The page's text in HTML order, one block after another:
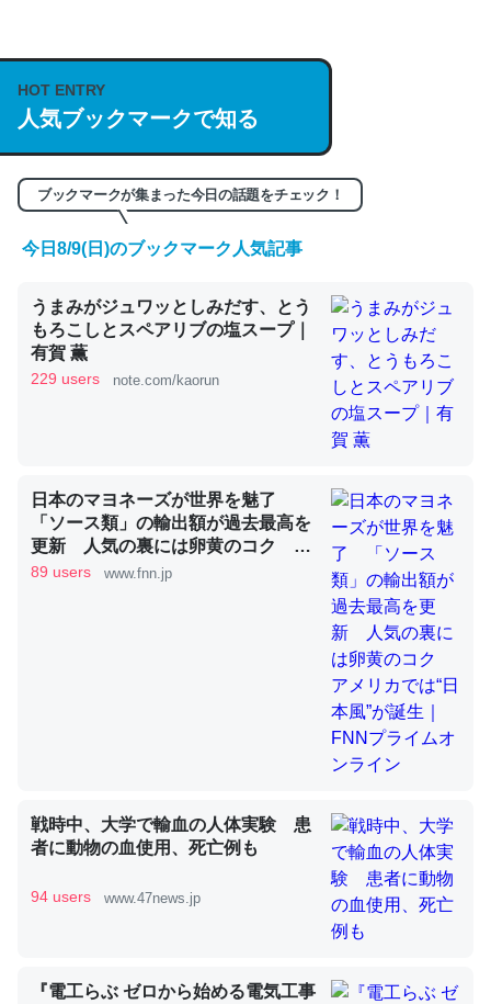
説してる記事が少ないので貴重な良記事。/続編来た
https://isobe324649.hatenablog.com/entry/2023/03/27
/064121
─GPTの仕組みと限界についての考察（１） - conceptualization
くらい。小説でいう「ずっと前の伏線」は回収されないけ
ど、短期記憶というには多い分量。進化すればするほど分
かりやすく強くなりそう
─GPTの仕組みと限界についての考察（１） - conceptualization
昆虫ってカルシウム少ないのか。知らんかった。調べたら
コオロギのカルシウム分はエビの600分の1程度。
─ニュース :: 【研究発表】昆虫学の大問題＝「昆虫はなぜ海にいな
論文では「淡水はカルシウムも酸素も不足してて両方に不
いる鋏角類（カブトガニ・ウミグモ）はカルシウムを使わ
ずキチンを強化してる筈だが、酵素が違うのか？
─ニュース :: 【研究発表】昆虫学の大問題＝「昆虫はなぜ海にいな
HOT ENTRY
人気ブックマークで知る
ブックマークが集まった今日の話題をチェック！
今日8/9(日)のブックマーク人気記事
うまみがジュワッとしみだす、とう
もろこしとスペアリブの塩スープ｜
有賀 薫
229 users note.com/kaorun
日本のマヨネーズが世界を魅了
「ソース類」の輸出額が過去最高を
更新 人気の裏には卵黄のコク ア
メリカでは“日本風”が誕生｜FNNプ
89 users www.fnn.jp
戦時中、大学で輸血の人体実験 患
者に動物の血使用、死亡例も
94 users www.47news.jp
『電工らぶ ゼロから始める電気工事